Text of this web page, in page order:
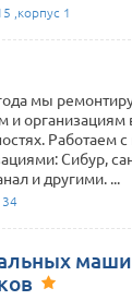
,корпус 1
мы
и организациям
Работаем
Сибур,
и другими. ...